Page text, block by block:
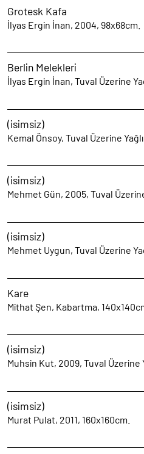
Grotesk Kafa
İlyas Ergin İnan, 2004, 98x68cm.
Berlin Melekleri
İlyas Ergin İnan, Tuval Üzerine
(isimsiz)
Kemal Önsoy, Tuval Üzerine
(isimsiz)
Mehmet Gün, 2005, Tuval
(isimsiz)
Mehmet Uygun, Tuval Üzerine
Kare
Mithat Şen, Kabartma,
(isimsiz)
Muhsin Kut, 2009, Tuval Üzerine
(isimsiz)
Murat Pulat, 2011, 160x160cm.